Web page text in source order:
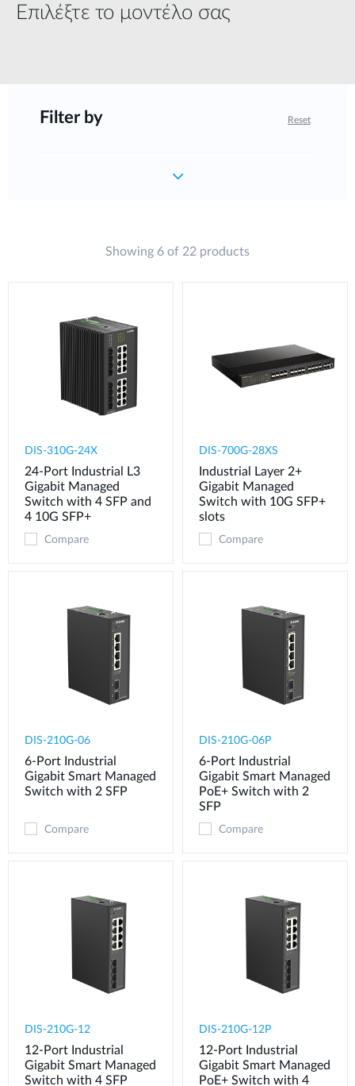
Επιλέξτε το μοντέλο σας
Filter by Reset
Showing 6 of 22 products
DIS-310G-24X
24-Port Industrial L3
Gigabit Managed
Switch with 4 SFP and
4 10G SFP+
Compare
DIS-700G-28XS
Industrial Layer 2+
Gigabit Managed
Switch with 10G SFP+
slots
Compare
DIS-210G-06
6-Port Industrial
Gigabit Smart Managed
Switch with 2 SFP
Compare
DIS-210G-06P
6-Port Industrial
Gigabit Smart Managed
PoE+ Switch with 2
SFP
Compare
DIS-210G-12
12-Port Industrial
Gigabit Smart Managed
Switch with 4 SFP
DIS-210G-12P
12-Port Industrial
Gigabit Smart Managed
PoE+ Switch with 4